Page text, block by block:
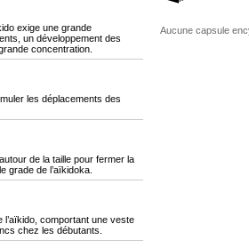
exige une grande
un développement des
concentration.
les déplacements des
de la taille pour fermer la
grade de l’aïkidoka.
l’aïkido, comportant une veste
chez les débutants.
Aucune capsule